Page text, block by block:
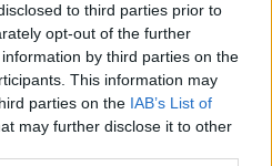
to third parties prior to
opt-out of the further
by third parties on the
This information may
parties on the IAB’s List of
may further disclose it to other
e mettere insieme le
dell'enogastronomia. I produttori
agricole, di vino, di alimenti, di
in due giorni, ad attrarre 5mila
centinaia di cuochi, tra i quali